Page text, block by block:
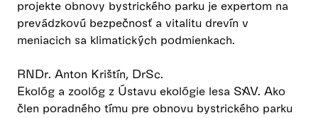
projekte obnovy bystrického parku je expertom na
prevádzkovú bezpečnosť a vitalitu drevín v
meniacich sa klimatických podmienkach.
RNDr. Anton Krištín, DrSc.
Ekológ a zoológ z Ústavu ekológie lesa SAV. Ako
člen poradného tímu pre obnovu bystrického parku